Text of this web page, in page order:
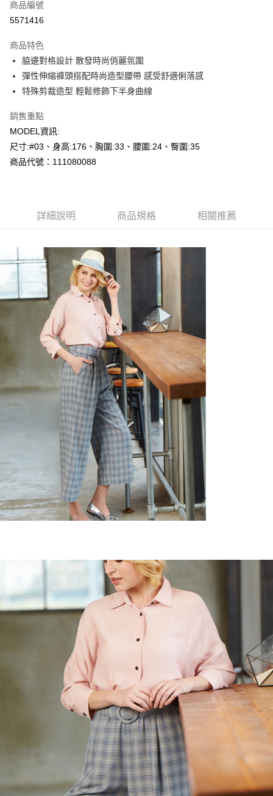
超商取貨付款
Apple Pay
悠遊付
AFTEE先享後付
相關說明
AFTEE先享後付是「在收到商品之後才付款」的支付方式。 讓您購物簡單
３．安心：先確認商品／服務後，再付款。
結帳頁面，進行簡訊認證並確認金額後，即可完成結帳。
２．訂單成立數日內，您將收到繳費通知簡訊。
３．收到繳費通知簡訊後14天內，點擊此簡訊中的連結，可透過四大超商／
ATM／網路銀行／等多元方式進行付款，方視為交易完成。
※ 請注意：結帳手續完成當下不需立刻繳費，但若您需要取消訂單，請聯絡
購買商品的店家。未經商家同意取消之訂單仍視為有效，需透過AFTEE先享
後付繳納相關費用。
※ 交易是否成功請以「AFTEE先享後付 」之結帳頁面顯示為準，若有關於
是否繳費成功／繳費後需取消欲退款等相關疑問，請聯繫「AFTEE先享後付
客戶支援中心」https://netprotections.freshdesk.com/support/home
１．透過由恩沛科技股份有限公司提供之「AFTEE先享後付」服務完成之交
易，需依本服務之必要範圍內提供個人資料，並將交易相關給付款項請求債
權轉讓予恩沛科技股份有限公司。
２．關於個人資料處理事宜，請瀏覽以下網址：
https://aftee.tw/terms/#terms3
３．未成年的使用者請事先徵得法定代理人或監護人之同意方可使用
「AFTEE先享後付」，若未經同意申辦者引起之損失，本公司不負相關責
４．使用「AFTEE先享後付」時，將依據個別帳號之用戶狀況，依本公司即
時審查核予不同之上限額度；若仍有額度不足之情形，本公司將視審查結果
請求用戶進行身份認證。
５．嚴禁一人註冊多個帳號或使用他人資訊註冊。若發現惡意使用之情形，
恩沛科技股份有限公司將有權停止該用戶之使用額度並採取法律行動。
每筆NT$60，滿NT$2,000(含以上)免運費
7-11--滿2000元免運
每筆NT$60，滿NT$2,000(含以上)免運費
付款後7-11取貨---滿2000元免運
每筆NT$60，滿NT$2,000(含以上)免運費
宅配-滿2000元免運
每筆NT$120，滿NT$2,000(含以上)免運費
商品編號
5571416
商品特色
脇邊對格設計 散發時尚俏麗氛圍
彈性伸縮褲頭搭配時尚造型腰帶 感受舒適俐落感
特殊剪裁造型 輕鬆修飾下半身曲線
銷售重點
MODEL資訊:
尺寸:#03、身高:176、胸圍:33、腰圍:24、臀圍:35
商品代號：111080088
詳細說明 商品規格 相關推薦